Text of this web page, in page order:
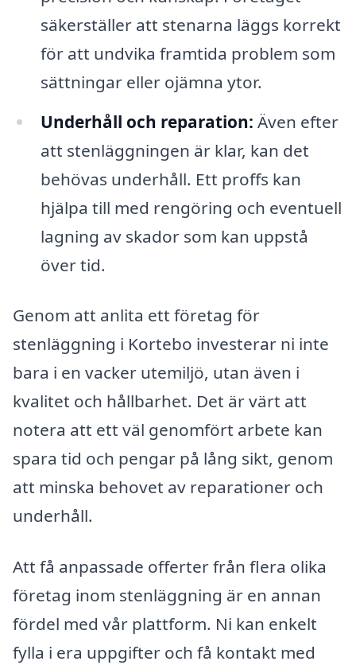
säkerställer att stenarna läggs korrekt
för att undvika framtida problem som
sättningar eller ojämna ytor.
Underhåll och reparation: Även efter
att stenläggningen är klar, kan det
behövas underhåll. Ett proffs kan
hjälpa till med rengöring och eventuell
lagning av skador som kan uppstå
över tid.
Genom att anlita ett företag för
stenläggning i Kortebo investerar ni inte
bara i en vacker utemiljö, utan även i
kvalitet och hållbarhet. Det är värt att
notera att ett väl genomfört arbete kan
spara tid och pengar på lång sikt, genom
att minska behovet av reparationer och
underhåll.
Att få anpassade offerter från flera olika
företag inom stenläggning är en annan
fördel med vår plattform. Ni kan enkelt
fylla i era uppgifter och få kontakt med